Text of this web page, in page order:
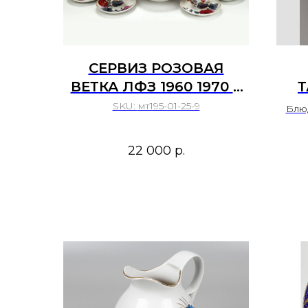
СЕРВИЗ РОЗОВАЯ
ВЕТКА ЛФЗ 1960 1970 Е
ГГ
SKU: мт195-01-25-9
22 000 р.